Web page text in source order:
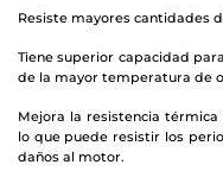
Resiste mayores cantidades
Tiene superior capacidad
de la mayor temperatura de
Mejora la resistencia
lo que puede resistir los
daños al motor.